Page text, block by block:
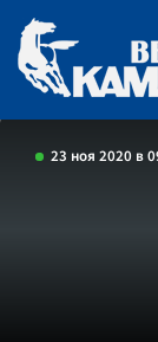
23 ноя 2020 в